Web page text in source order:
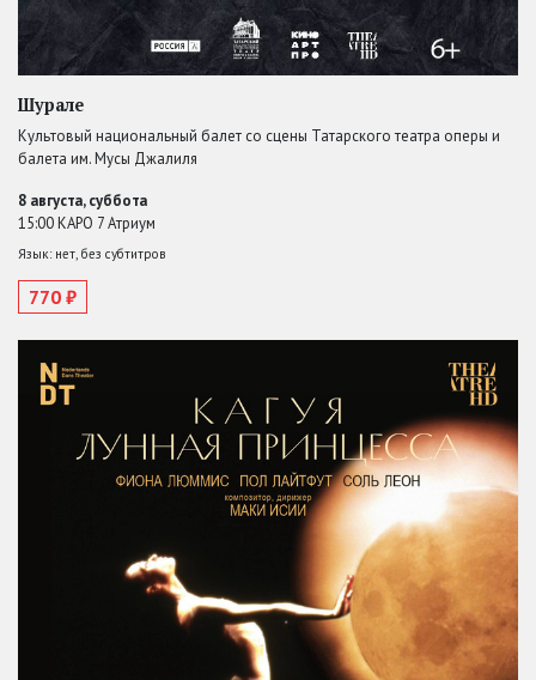
Шурале
Культовый национальный балет со сцены Татарского театра оперы и
балета им. Мусы Джалиля
8 августа, суббота
15:00 КАРО 7 Атриум
Язык: нет, без субтитров
770 ₽